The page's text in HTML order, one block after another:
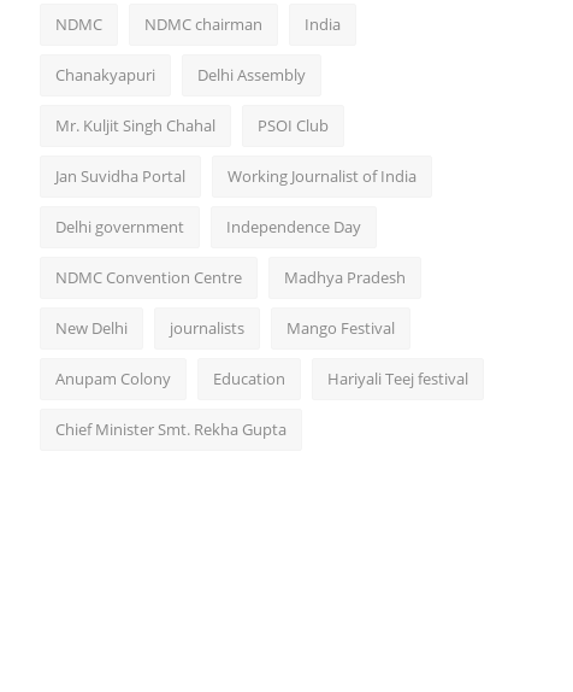
NDMC NDMC chairman India
Chanakyapuri Delhi Assembly
Mr. Kuljit Singh Chahal PSOI Club
Jan Suvidha Portal Working Journalist of India
Delhi government Independence Day
NDMC Convention Centre Madhya Pradesh
New Delhi journalists Mango Festival
Anupam Colony Education Hariyali Teej festival
Chief Minister Smt. Rekha Gupta